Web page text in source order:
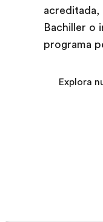
acreditada,
Bachiller o
programa
Explora